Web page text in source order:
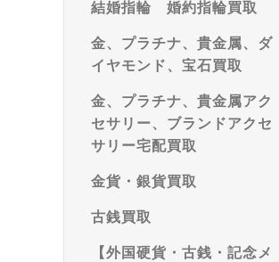
結婚指輪 婚約指輪買取
金、プラチナ、貴金属、ダ
イヤモンド、宝石買取
金、プラチナ、貴金属アク
セサリー、ブランドアクセ
サリー宅配買取
金貨・銀貨買取
古銭買取
【外国硬貨・古銭・記念メ